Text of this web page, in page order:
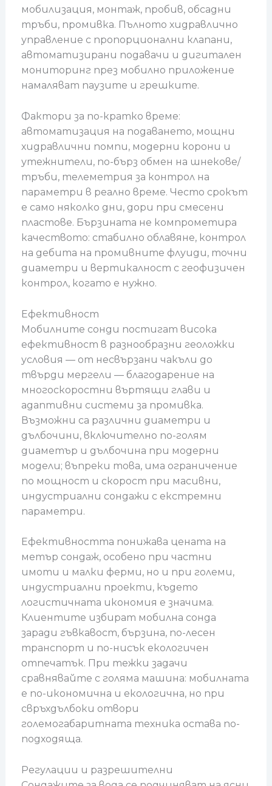
мобилизация, монтаж, пробив, обсадни
тръби, промивка. Пълното хидравлично
управление с пропорционални клапани,
автоматизирани подавачи и дигитален
мониторинг през мобилно приложение
намаляват паузите и грешките.
Фактори за по-кратко време:
автоматизация на подаването, мощни
хидравлични помпи, модерни корони и
утежнители, по-бърз обмен на шнекове/
тръби, телеметрия за контрол на
параметри в реално време. Често срокът
е само няколко дни, дори при смесени
пластове. Бързината не компрометира
качеството: стабилно облавяне, контрол
на дебита на промивните флуиди, точни
диаметри и вертикалност с геофизичен
контрол, когато е нужно.
Ефективност
Мобилните сонди постигат висока
ефективност в разнообразни геоложки
условия — от несвързани чакъли до
твърди мергели — благодарение на
многоскоростни въртящи глави и
адаптивни системи за промивка.
Възможни са различни диаметри и
дълбочини, включително по-голям
диаметър и дълбочина при модерни
модели; въпреки това, има ограничение
по мощност и скорост при масивни,
индустриални сондажи с екстремни
параметри.
Ефективността понижава цената на
метър сондаж, особено при частни
имоти и малки ферми, но и при големи,
индустриални проекти, където
логистичната икономия е значима.
Клиентите избират мобилна сонда
заради гъвкавост, бързина, по-лесен
транспорт и по-нисък екологичен
отпечатък. При тежки задачи
сравнявайте с голяма машина: мобилната
е по-икономична и екологична, но при
свръхдълбоки отвори
големогабаритната техника остава по-
подходяща.
Регулации и разрешителни